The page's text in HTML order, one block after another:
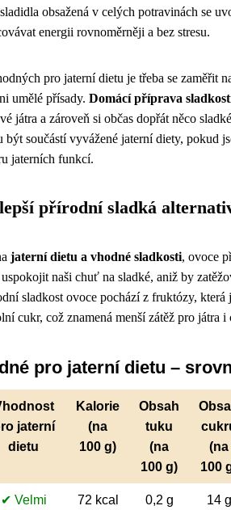
obsažená v celých potravinách se
energii rovnoměrněji a bez stresu.
pro jaterní dietu je třeba se zaměřit
umělé přísady. Domácí příprava
játra a zároveň si občas dopřát něco
být součástí vyvážené jaterní diety,
jaterních funkcí.
přírodní sladká
jaterní dietu a vhodné sladkosti, ovoce
naši chuť na sladké, aniž by
sladkost ovoce pochází z fruktózy,
cukr, což znamená menší zátěž pro játra i
pro jaterní dietu –
jaterní
dietu
Kalorie
(na
100 g)
Obsah
tuku
(na
100 g)
(na
100
✔ Velmi
72 kcal 0,2 g 14 g